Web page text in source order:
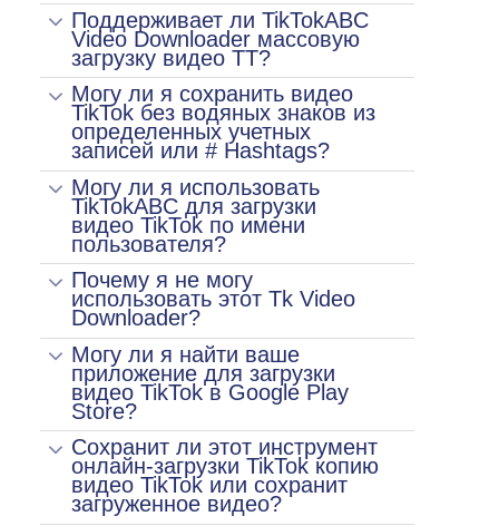
Поддерживает ли TikTokABC
Video Downloader массовую
загрузку видео TT?
Могу ли я сохранить видео
TikTok без водяных знаков из
определенных учетных
записей или # Hashtags?
Могу ли я использовать
TikTokABC для загрузки
видео TikTok по имени
пользователя?
Почему я не могу
использовать этот Tk Video
Downloader?
Могу ли я найти ваше
приложение для загрузки
видео TikTok в Google Play
Store?
Сохранит ли этот инструмент
онлайн-загрузки TikTok копию
видео TikTok или сохранит
загруженное видео?